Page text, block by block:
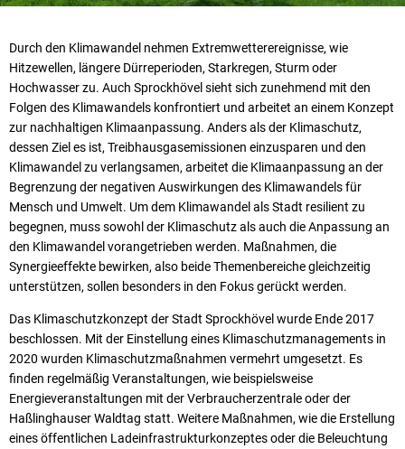
Durch den Klimawandel nehmen Extremwetterereignisse, wie
Hitzewellen, längere Dürreperioden, Starkregen, Sturm oder
Hochwasser zu. Auch Sprockhövel sieht sich zunehmend mit den
Folgen des Klimawandels konfrontiert und arbeitet an einem Konzept
zur nachhaltigen Klimaanpassung. Anders als der Klimaschutz,
dessen Ziel es ist, Treibhausgasemissionen einzusparen und den
Klimawandel zu verlangsamen, arbeitet die Klimaanpassung an der
Begrenzung der negativen Auswirkungen des Klimawandels für
Mensch und Umwelt. Um dem Klimawandel als Stadt resilient zu
begegnen, muss sowohl der Klimaschutz als auch die Anpassung an
den Klimawandel vorangetrieben werden. Maßnahmen, die
Synergieeffekte bewirken, also beide Themenbereiche gleichzeitig
unterstützen, sollen besonders in den Fokus gerückt werden.
Das Klimaschutzkonzept der Stadt Sprockhövel wurde Ende 2017
beschlossen. Mit der Einstellung eines Klimaschutzmanagements in
2020 wurden Klimaschutzmaßnahmen vermehrt umgesetzt. Es
finden regelmäßig Veranstaltungen, wie beispielsweise
Energieveranstaltungen mit der Verbraucherzentrale oder der
Haßlinghauser Waldtag statt. Weitere Maßnahmen, wie die Erstellung
eines öffentlichen Ladeinfrastrukturkonzeptes oder die Beleuchtung